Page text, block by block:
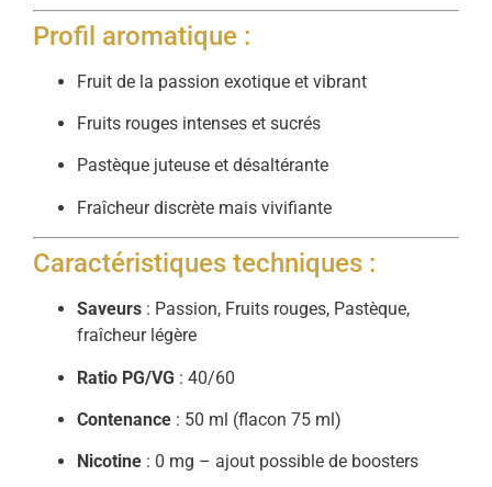
Profil aromatique :
Fruit de la passion exotique et vibrant
Fruits rouges intenses et sucrés
Pastèque juteuse et désaltérante
Fraîcheur discrète mais vivifiante
Caractéristiques techniques :
Saveurs : Passion, Fruits rouges, Pastèque,
fraîcheur légère
Ratio PG/VG : 40/60
Contenance : 50 ml (flacon 75 ml)
Nicotine : 0 mg – ajout possible de boosters